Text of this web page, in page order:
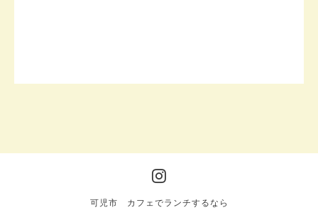
可児市 カフェでランチするなら